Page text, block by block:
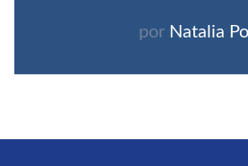
por Natalia